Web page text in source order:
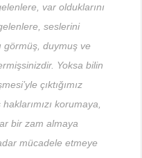
var olduklarını
seslerini
görmüş, duymuş ve
Yoksa bilin
çıktığımız
korumaya,
bir zam almaya
mücadele etmeye